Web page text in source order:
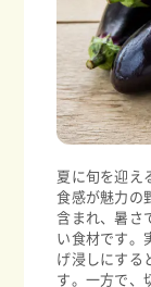
夏に旬を迎え
食感が魅力の
含まれ、暑さ
い食材です。
げ浸しにする
す。一方で、